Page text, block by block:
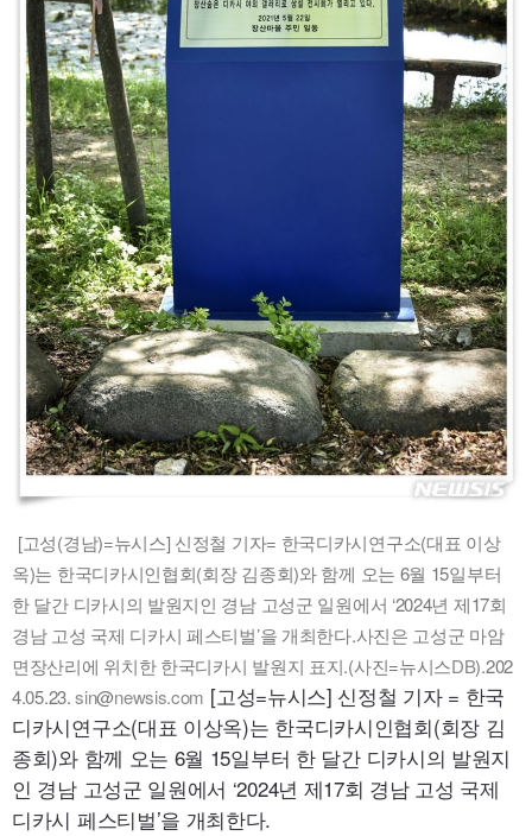
[고성(경남)=뉴시스] 신정철 기자= 한국디카시연구소(대표 이상
옥)는 한국디카시인협회(회장 김종회)와 함께 오는 6월 15일부터
한 달간 디카시의 발원지인 경남 고성군 일원에서 ‘2024년 제17회
경남 고성 국제 디카시 페스티벌’을 개최한다.사진은 고성군 마암
면장산리에 위치한 한국디카시 발원지 표지.(사진=뉴시스DB).202
4.05.23.sin@newsis.com [고성=뉴시스] 신정철 기자 = 한국
디카시연구소(대표 이상옥)는 한국디카시인협회(회장 김
종회)와 함께 오는 6월 15일부터 한 달간 디카시의 발원지
인 경남 고성군 일원에서 ‘2024년 제17회 경남 고성 국제
디카시 페스티벌’을 개최한다.